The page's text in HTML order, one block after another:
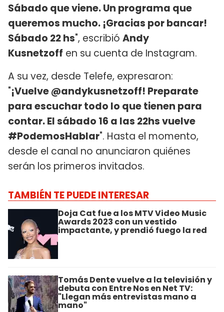
Sábado que viene. Un programa que
queremos mucho. ¡Gracias por bancar!
Sábado 22 hs", escribió Andy
Kusnetzoff en su cuenta de Instagram.
A su vez, desde Telefe, expresaron:
"¡Vuelve @andykusnetzoff! Preparate
para escuchar todo lo que tienen para
contar. El sábado 16 a las 22hs vuelve
#PodemosHablar". Hasta el momento,
desde el canal no anunciaron quiénes
serán los primeros invitados.
TAMBIÉN TE PUEDE INTERESAR
Doja Cat fue a los MTV Video Music
Awards 2023 con un vestido
impactante, y prendió fuego la red
Tomás Dente vuelve a la televisión y
debuta con Entre Nos en Net TV:
"Llegan más entrevistas mano a
mano"